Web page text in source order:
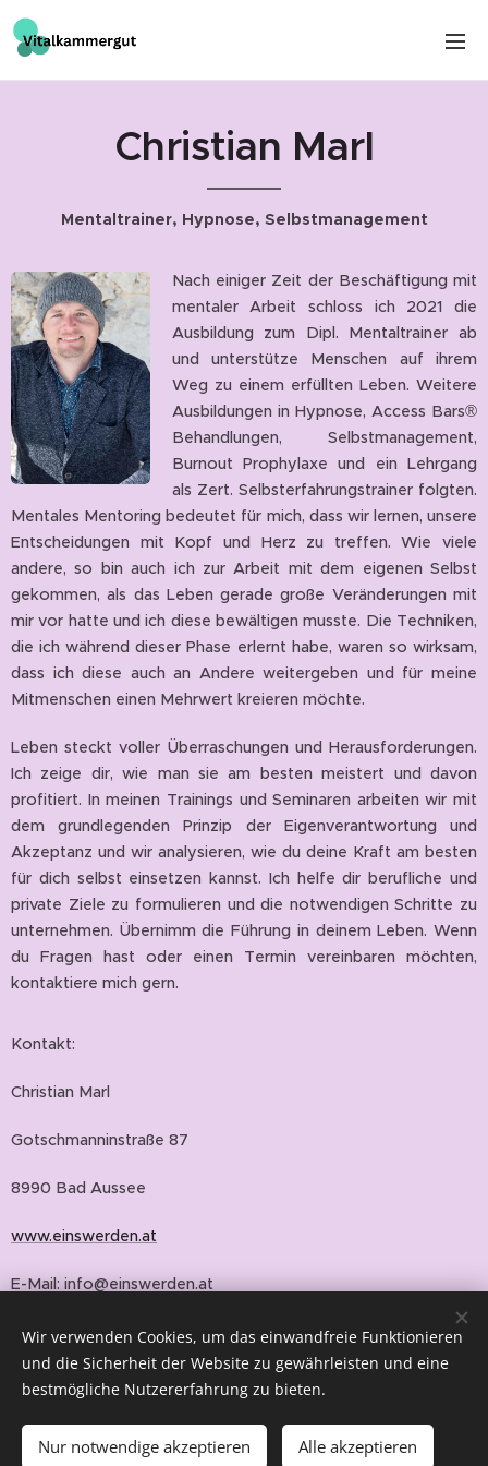
Christian Marl
Mentaltrainer, Hypnose, Selbstmanagement
Nach einiger Zeit der Beschäftigung mit
mentaler Arbeit schloss ich 2021 die
Ausbildung zum Dipl. Mentaltrainer ab
und unterstütze Menschen auf ihrem
Weg zu einem erfüllten Leben. Weitere
Ausbildungen in Hypnose, Access Bars®
Behandlungen, Selbstmanagement,
Burnout Prophylaxe und ein Lehrgang
als Zert. Selbsterfahrungstrainer folgten.
Mentales Mentoring bedeutet für mich, dass wir lernen, unsere
Entscheidungen mit Kopf und Herz zu treffen. Wie viele
andere, so bin auch ich zur Arbeit mit dem eigenen Selbst
gekommen, als das Leben gerade große Veränderungen mit
mir vor hatte und ich diese bewältigen musste. Die Techniken,
die ich während dieser Phase erlernt habe, waren so wirksam,
dass ich diese auch an Andere weitergeben und für meine
Mitmenschen einen Mehrwert kreieren möchte.
Leben steckt voller Überraschungen und Herausforderungen.
Ich zeige dir, wie man sie am besten meistert und davon
profitiert. In meinen Trainings und Seminaren arbeiten wir mit
dem grundlegenden Prinzip der Eigenverantwortung und
Akzeptanz und wir analysieren, wie du deine Kraft am besten
für dich selbst einsetzen kannst. Ich helfe dir berufliche und
private Ziele zu formulieren und die notwendigen Schritte zu
unternehmen. Übernimm die Führung in deinem Leben. Wenn
du Fragen hast oder einen Termin vereinbaren möchten,
kontaktiere mich gern.
Kontakt:
Christian Marl
Gotschmanninstraße 87
8990 Bad Aussee
www.einswerden.at
E-Mail: info@einswerden.at
Tel: 0664/1667787
AGB und Co
Wir verwenden Cookies, um das einwandfreie Funktionieren
und die Sicherheit der Website zu gewährleisten und eine
bestmögliche Nutzererfahrung zu bieten.
Nur notwendige akzeptieren Alle akzeptieren